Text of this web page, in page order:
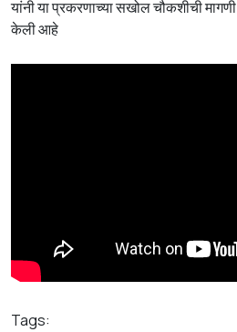
यांनी या प्रकरणाच्या सखोल चौकशीची
केली आहे
Tags: